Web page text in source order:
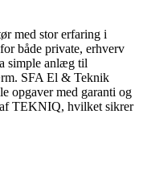
med stor erfaring i
både private, erhverv
simple anlæg til
SFA El & Teknik
opgaver med garanti og
af TEKNIQ, hvilket sikrer